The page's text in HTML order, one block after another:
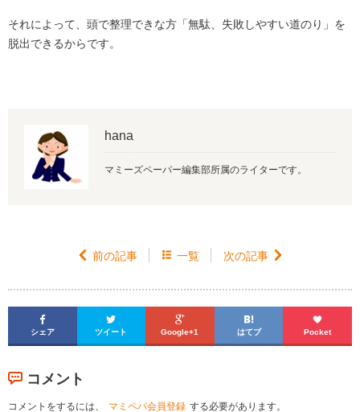
それによって、頭で整理できな方「無駄、失敗しやすい道のり」を
脱出できるからです。
hana
マミーズペーパー編集部所属のライターです。
 前の記事  一覧 次の記事 

シェア

ツイート

Google+1

はてブ

Pocket
コメント
コメントをするには、 マミペパ会員登録 する必要があります。